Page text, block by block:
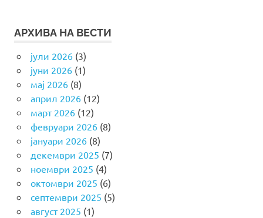
АРХИВА НА ВЕСТИ
јули 2026(3)
јуни 2026(1)
мај 2026(8)
април 2026(12)
март 2026(12)
февруари 2026(8)
јануари 2026(8)
декември 2025 (7)
ноември 2025 (4)
октомври 2025 (6)
септември 2025 (5)
август 2025 (1)